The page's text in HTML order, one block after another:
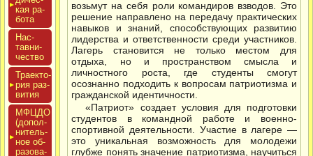
кая ра­
бота
Нас­
тавни­
чес­тво
Тра­ек­то­
рия раз­
ви­тия
МФЦДО
(до­пол­
ни­тель­
ное об­
ра­зова­
возьмут на себя роли командиров взводов. Это
решение направлено на передачу практических
навыков и знаний, способствующих развитию
лидерства и ответственности среди участников.
Лагерь становится не только местом для
отдыха, но и пространством смысла и
личностного роста, где студенты смогут
осознанно подходить к вопросам патриотизма и
гражданской идентичности.
«Патриот» создает условия для подготовки
студентов в командной работе и военно-
спортивной деятельности. Участие в лагере —
это уникальная возможность для молодежи
глубже понять значение патриотизма, научиться